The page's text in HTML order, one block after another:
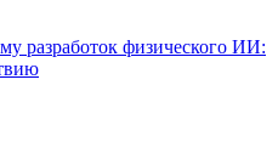
разработок физического ИИ: